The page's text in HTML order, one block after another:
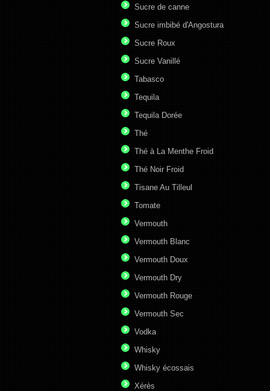
Sucre de canne
Sucre imbibé d'Angostura
Sucre Roux
Sucre Vanillé
Tabasco
Tequila
Tequila Dorée
Thé
Thé à La Menthe Froid
Thé Noir Froid
Tisane Au Tilleul
Tomate
Vermouth
Vermouth Blanc
Vermouth Doux
Vermouth Dry
Vermouth Rouge
Vermouth Sec
Vodka
Whisky
Whisky écossais
Xérès